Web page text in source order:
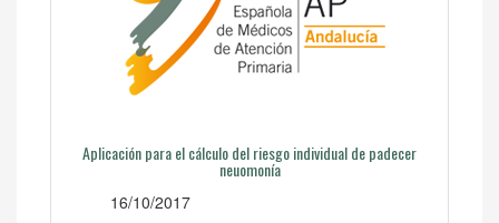
Aplicación para el cálculo del riesgo individual de padecer
neuomonía
16/10/2017